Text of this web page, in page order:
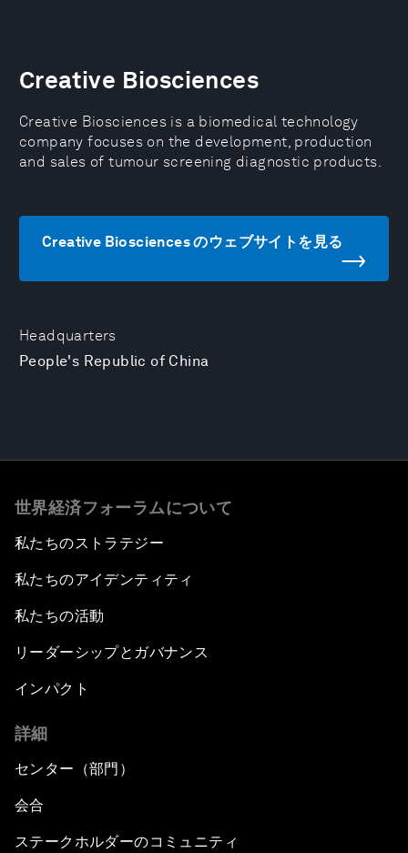
Headquarters
People's Republic of China
Creative Biosciences
Creative Biosciences is a biomedical technology
company focuses on the development, production
and sales of tumour screening diagnostic products.
Creative Biosciences のウェブサイトを見る
世界経済フォーラムについて
私たちのストラテジー
私たちのアイデンティティ
私たちの活動
リーダーシップとガバナンス
インパクト
詳細
センター（部門）
会合
ステークホルダーのコミュニティ